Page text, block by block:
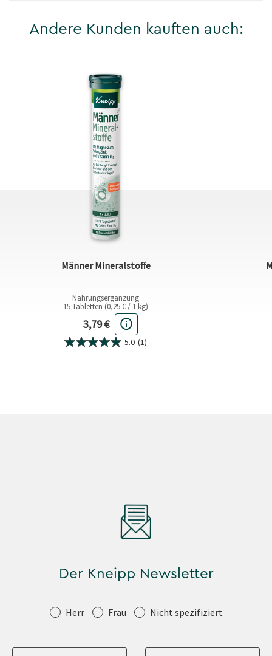
Andere Kunden kauften auch:
Männer Mineralstoffe
Nahrungsergänzung
15 Tabletten (0,25 € / 1 kg)
Aktueller Preis
3,79 €
5.0 (1)
Der Kneipp Newsletter
Anrede Herr Frau Nicht spezifiziert